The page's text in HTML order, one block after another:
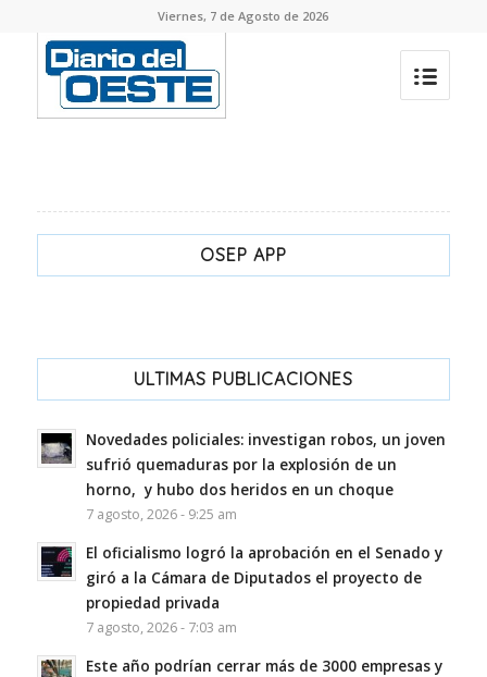
Viernes, 7 de Agosto de 2026
OSEP APP
ULTIMAS PUBLICACIONES
Novedades policiales: investigan robos, un joven
sufrió quemaduras por la explosión de un
horno, y hubo dos heridos en un choque
7 agosto, 2026 - 9:25 am
El oficialismo logró la aprobación en el Senado y
giró a la Cámara de Diputados el proyecto de
propiedad privada
7 agosto, 2026 - 7:03 am
Este año podrían cerrar más de 3000 empresas y